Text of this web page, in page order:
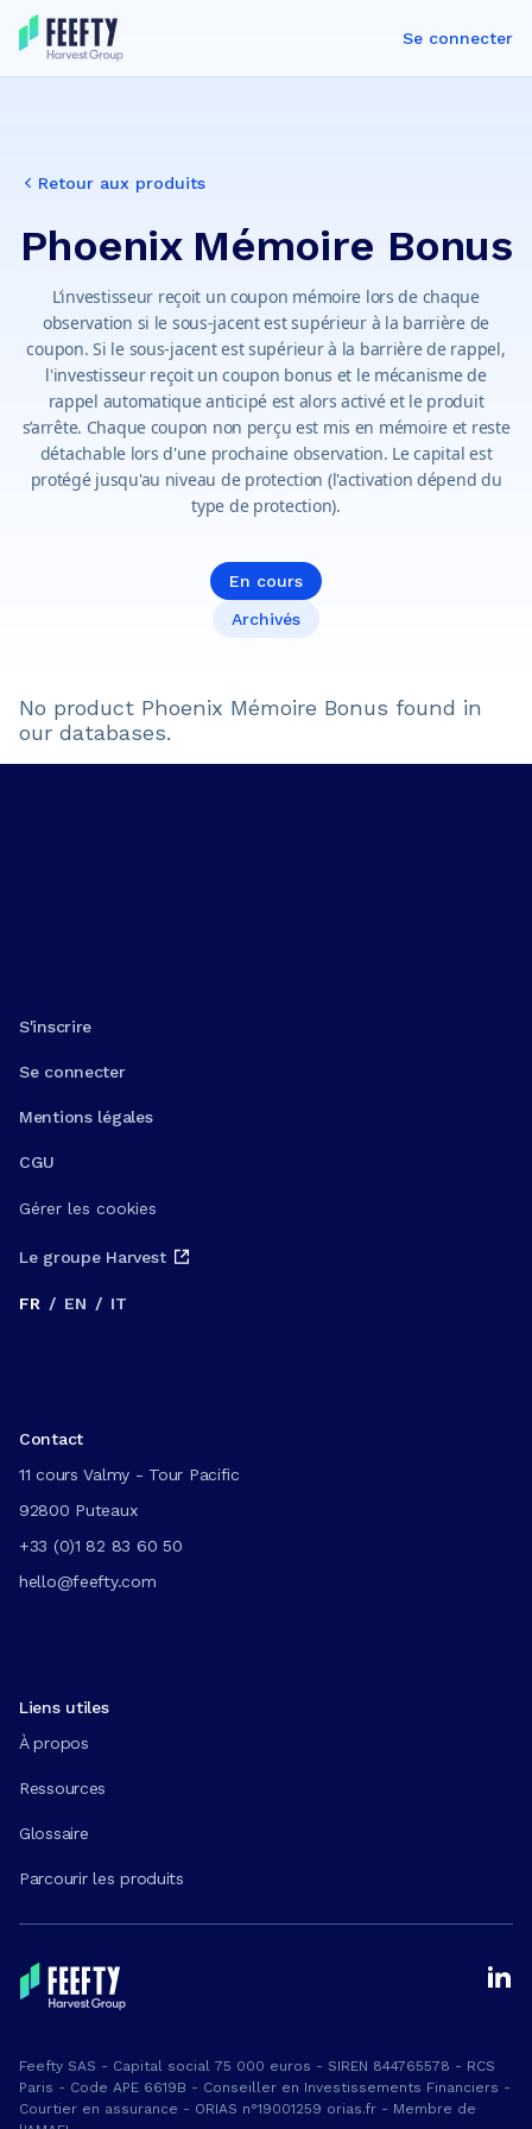
Se connecter
Retour aux produits
Phoenix Mémoire Bonus
L’investisseur reçoit un coupon mémoire lors de chaque
observation si le sous-jacent est supérieur à la barrière de
coupon. Si le sous-jacent est supérieur à la barrière de rappel,
l'investisseur reçoit un coupon bonus et le mécanisme de
rappel automatique anticipé est alors activé et le produit
s’arrête. Chaque coupon non perçu est mis en mémoire et reste
détachable lors d'une prochaine observation. Le capital est
protégé jusqu'au niveau de protection (l'activation dépend du
type de protection).
En cours
Archivés
No product Phoenix Mémoire Bonus found in
our databases.
S'inscrire
Se connecter
Mentions légales
CGU
Gérer les cookies
Le groupe Harvest
FR / EN / IT
Contact
11 cours Valmy - Tour Pacific
92800 Puteaux
+33 (0)1 82 83 60 50
hello@feefty.com
Liens utiles
À propos
Ressources
Glossaire
Parcourir les produits
Feefty SAS - Capital social 75 000 euros - SIREN 844765578 - RCS
Paris - Code APE 6619B - Conseiller en Investissements Financiers -
Courtier en assurance - ORIAS n°19001259 orias.fr - Membre de